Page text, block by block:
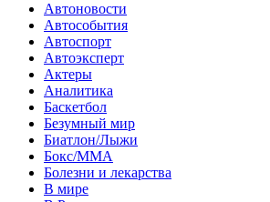
Автоновости
Автособытия
Автоспорт
Автоэксперт
Актеры
Аналитика
Баскетбол
Безумный мир
Биатлон/Лыжи
Бокс/MMA
Болезни и лекарства
В мире